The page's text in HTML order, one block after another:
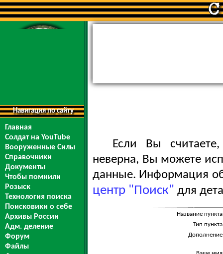
Навигация по сайту
Главная
Солдат на YouTube
Вооруженные Силы
Справочники
Документы
Чтобы помнили
Розыск
Технология поиска
Поисковики о себе
Архивы России
Адм. деление
Форум
Файлы
Если Вы
неверна, Вы можете
данные. Информация
центр "Поиск" для
Название
Тип